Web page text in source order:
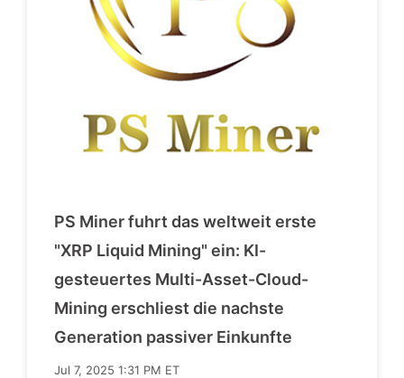
PS Miner fuhrt das weltweit erste
"XRP Liquid Mining" ein: KI-
gesteuertes Multi-Asset-Cloud-
Mining erschliest die nachste
Generation passiver Einkunfte
Jul 7, 2025 1:31 PM ET